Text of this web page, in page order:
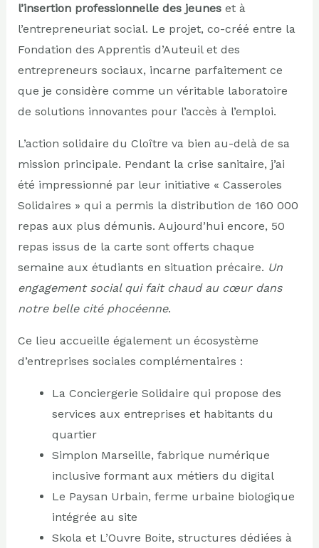
l’insertion professionnelle des jeuneset à
l’entrepreneuriat social. Le projet, co-créé entre la
Fondation des Apprentis d’Auteuil et des
entrepreneurs sociaux, incarne parfaitement ce
que je considère comme un véritable laboratoire
de solutions innovantes pour l’accès à l’emploi.
L’action solidaire du Cloître va bien au-delà de sa
mission principale. Pendant la crise sanitaire, j’ai
été impressionné par leur initiative « Casseroles
Solidaires » qui a permis la distribution de 160 000
repas aux plus démunis. Aujourd’hui encore, 50
repas issus de la carte sont offerts chaque
semaine aux étudiants en situation précaire. Un
engagement social qui fait chaud au cœur dans
notre belle cité phocéenne.
Ce lieu accueille également un écosystème
d’entreprises sociales complémentaires :
La Conciergerie Solidaire qui propose des
services aux entreprises et habitants du
quartier
Simplon Marseille, fabrique numérique
inclusive formant aux métiers du digital
Le Paysan Urbain, ferme urbaine biologique
intégrée au site
Skola et L’Ouvre Boite, structures dédiées à